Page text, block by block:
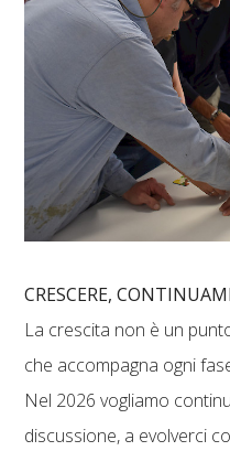
CRESCERE,
La crescita non è un
che accompagna ogni
Nel 2026 vogliamo
discussione, a evolverci